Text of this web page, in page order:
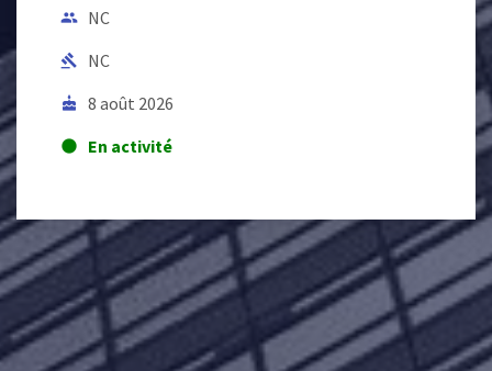
people NC
gavel NC
cake 8 août 2026
lens En activité